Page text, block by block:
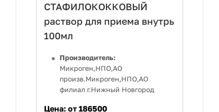
СТАФИЛОКОККОВЫЙ
раствор для приема внутрь
100мл
Производитель:
Микроген,НПО,АО
произв.Микроген,НПО,АО
филиал г.Нижный Новгород
Цена: от 186500